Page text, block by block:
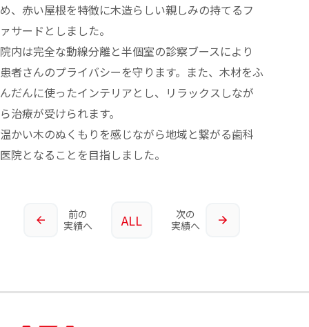
め、赤い屋根を特徴に木造らしい親しみの持てるフ
ァサードとしました。
院内は完全な動線分離と半個室の診察ブースにより
患者さんのプライバシーを守ります。また、木材をふ
んだんに使ったインテリアとし、リラックスしなが
ら治療が受けられます。
温かい木のぬくもりを感じながら地域と繋がる歯科
医院となることを目指しました。
前の
実績へ
ALL
次の
実績へ